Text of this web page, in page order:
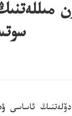
ئاساسى